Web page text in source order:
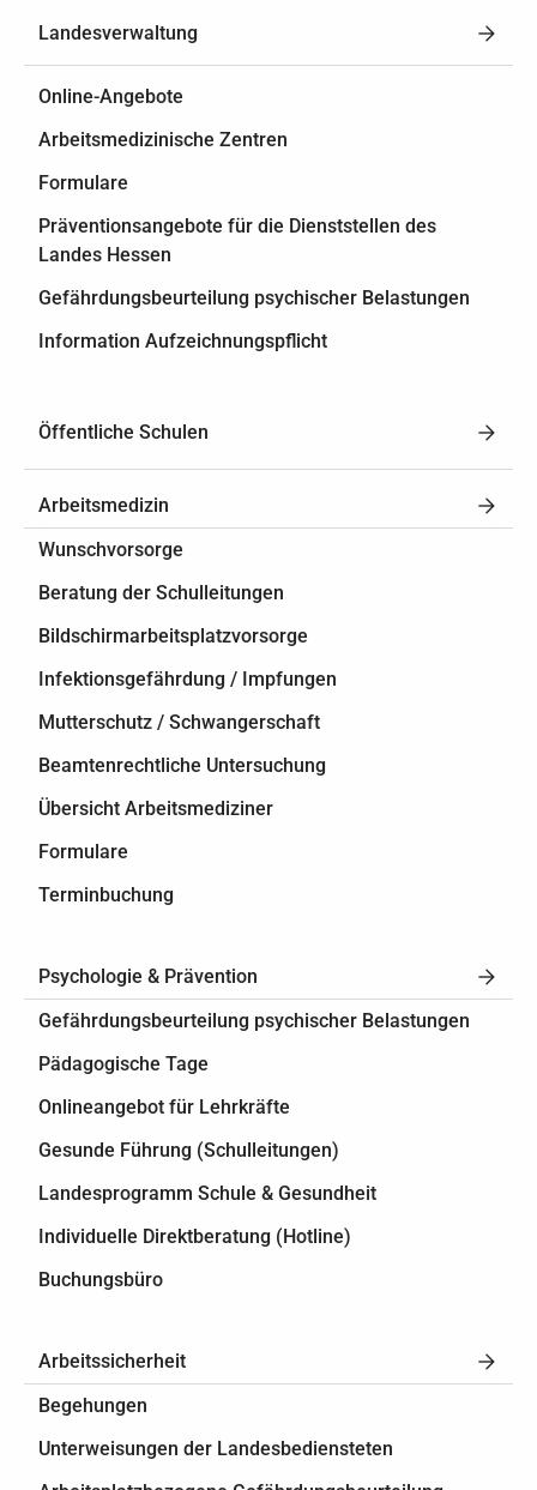
Landesverwaltung
Online-Angebote
Arbeitsmedizinische Zentren
Formulare
Präventionsangebote für die Dienststellen des
Landes Hessen
Gefährdungsbeurteilung psychischer Belastungen
Information Aufzeichnungspflicht
Öffentliche Schulen
Arbeitsmedizin
Wunschvorsorge
Beratung der Schulleitungen
Bildschirmarbeitsplatzvorsorge
Infektionsgefährdung / Impfungen
Mutterschutz / Schwangerschaft
Beamtenrechtliche Untersuchung
Übersicht Arbeitsmediziner
Formulare
Terminbuchung
Psychologie & Prävention
Gefährdungsbeurteilung psychischer Belastungen
Pädagogische Tage
Onlineangebot für Lehrkräfte
Gesunde Führung (Schulleitungen)
Landesprogramm Schule & Gesundheit
Individuelle Direktberatung (Hotline)
Buchungsbüro
Arbeitssicherheit
Begehungen
Unterweisungen der Landesbediensteten